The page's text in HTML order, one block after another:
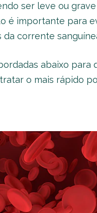
ser leve ou
é importante para
corrente
abaixo
o mais rápido